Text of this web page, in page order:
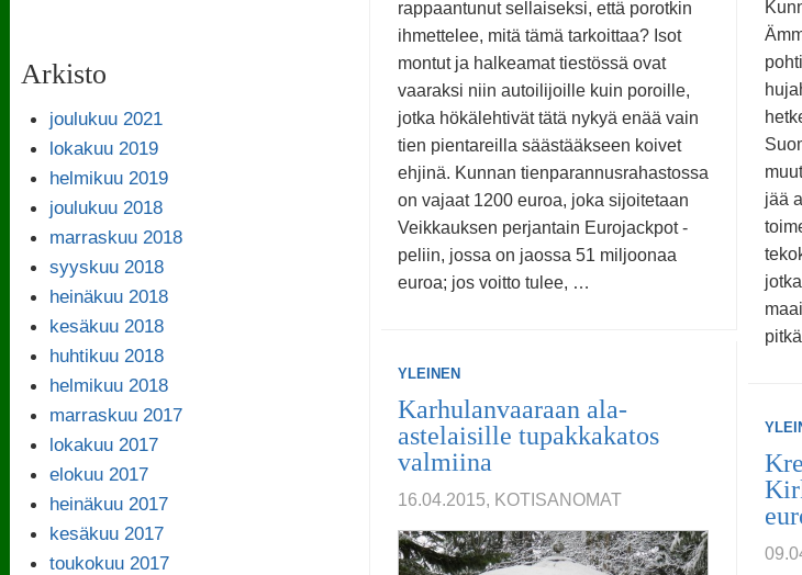
rappaantunut sellaiseksi, että porotkin
ihmettelee, mitä tämä tarkoittaa? Isot
montut ja halkeamat tiestössä ovat
vaaraksi niin autoilijoille kuin poroille,
jotka hökälehtivät tätä nykyä enää vain
tien pientareilla säästääkseen koivet
ehjinä. Kunnan tienparannusrahastossa
on vajaat 1200 euroa, joka sijoitetaan
Veikkauksen perjantain Eurojackpot -
peliin, jossa on jaossa 51 miljoonaa
euroa; jos voitto tulee, …
jää
YLEINEN
Karhulanvaaraan ala-
astelaisille tupakkakatos
valmiina
16.04.2015, KOTISANOMAT
Arkisto
joulukuu 2021
lokakuu 2019
helmikuu 2019
joulukuu 2018
marraskuu 2018
syyskuu 2018
heinäkuu 2018
kesäkuu 2018
huhtikuu 2018
helmikuu 2018
marraskuu 2017
lokakuu 2017
elokuu 2017
heinäkuu 2017
kesäkuu 2017
toukokuu 2017